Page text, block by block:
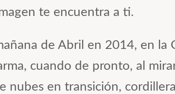
te encuentra a ti.
de Abril en 2014, en la
cuando de pronto, al
nubes en transición,